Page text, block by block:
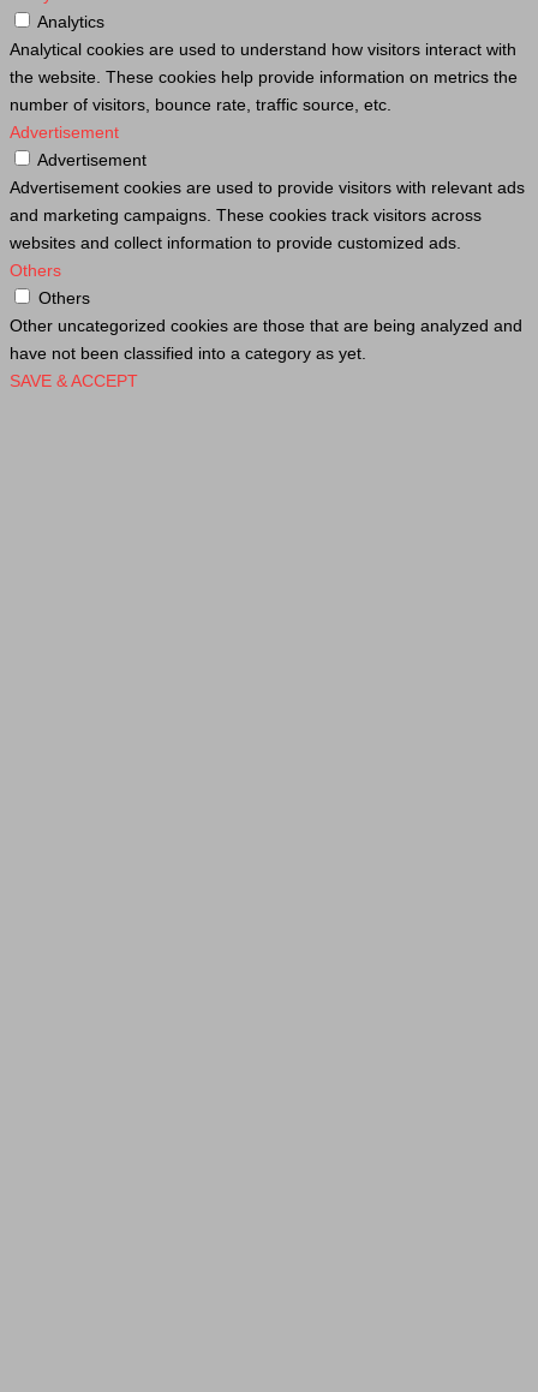
Analytics
Analytical cookies are used to understand how visitors interact with
the website. These cookies help provide information on metrics the
number of visitors, bounce rate, traffic source, etc.
Advertisement
Advertisement
Advertisement cookies are used to provide visitors with relevant ads
and marketing campaigns. These cookies track visitors across
websites and collect information to provide customized ads.
Others
Others
Other uncategorized cookies are those that are being analyzed and
have not been classified into a category as yet.
SAVE & ACCEPT